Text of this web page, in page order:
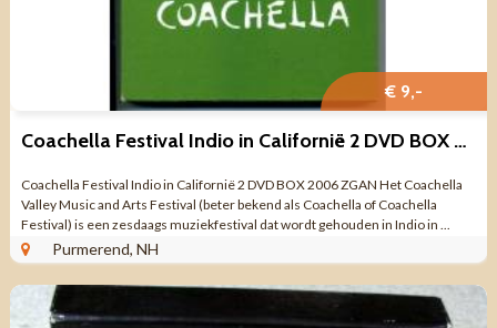
€ 9,-
Coachella Festival Indio in Californië 2 DVD BOX 2006 ZGAN
Coachella Festival Indio in Californië 2 DVD BOX 2006 ZGAN Het Coachella
Valley Music and Arts Festival (beter bekend als Coachella of Coachella
Festival) is een zesdaags muziekfestival dat wordt gehouden in Indio in ...
Purmerend, NH